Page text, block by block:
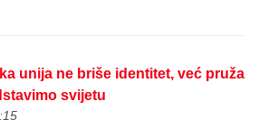
unija ne briše identitet, već pruža
svijetu